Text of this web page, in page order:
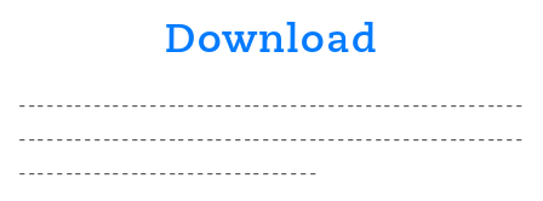
Download
------------------------------------------------------
------------------------------------------------------
--------------------------------